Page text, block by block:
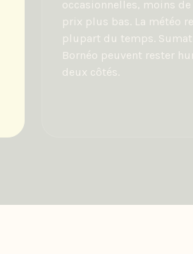
occasionnelles, moins
prix plus bas. La météo
plupart du temps.
Bornéo peuvent rester
deux côtés.